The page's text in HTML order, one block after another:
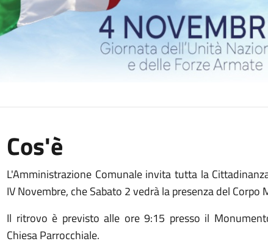
Cos'è
L'Amministrazione Comunale invita tutta la
IV Novembre, che Sabato 2 vedrà la presenza del Corpo
Il ritrovo è previsto alle ore 9:15 presso il
Chiesa Parrocchiale.